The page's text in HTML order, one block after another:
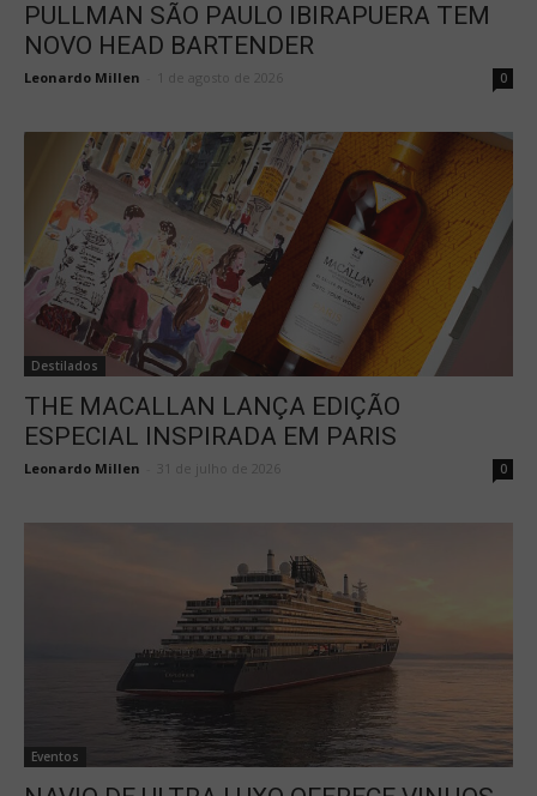
PULLMAN SÃO PAULO IBIRAPUERA TEM
NOVO HEAD BARTENDER
Leonardo Millen 1 de agosto de 2026 0
Destilados
THE MACALLAN LANÇA EDIÇÃO
ESPECIAL INSPIRADA EM PARIS
Leonardo Millen 31 de julho de 2026 0
Eventos